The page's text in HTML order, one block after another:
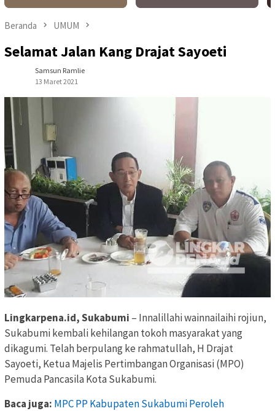
Beranda UMUM
Selamat Jalan Kang Drajat Sayoeti
Samsun Ramlie
13 Maret 2021
Lingkarpena.id, Sukabumi – Innalillahi wainnailaihi rojiun,
Sukabumi kembali kehilangan tokoh masyarakat yang
dikagumi. Telah berpulang ke rahmatullah, H Drajat
Sayoeti, Ketua Majelis Pertimbangan Organisasi (MPO)
Pemuda Pancasila Kota Sukabumi.
Baca juga: MPC PP Kabupaten Sukabumi Peroleh